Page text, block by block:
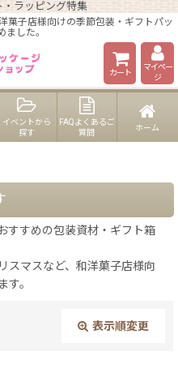
・ラッピング特集
菓子店様向けの季節包装・ギフトパッ
ました。
カート
マイペー
ジ
イベントから
探す
FAQよくあるご
質問
ホーム
すすめの包装資材・ギフト箱
スマスなど、和洋菓子店様向
す。
表示順変更